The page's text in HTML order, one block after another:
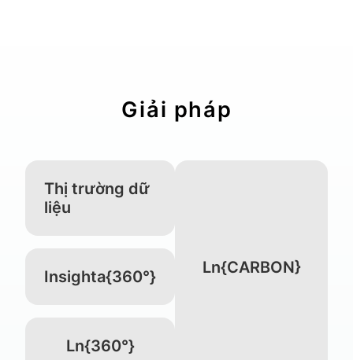
Giải pháp
Thị trường dữ
liệu
Insighta{360°}
Ln{360°}
Ln{CARBON}